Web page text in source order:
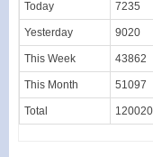
Today 7235
Yesterday 9020
This Week 43862
This Month 51097
Total